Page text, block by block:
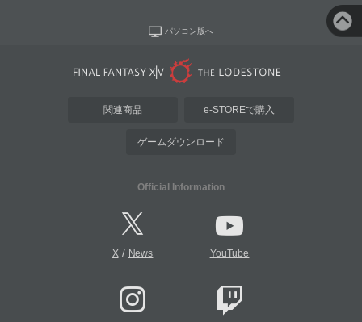
パソコン版へ
関連商品 e-STOREで購入
ゲームダウンロード
Official Information
X/ News YouTube